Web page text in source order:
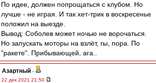
По идее, должен попрощаться с клубом. Но
лучше - не играя. И так хет-трик в воскресенье
положил на выезде.
Вывод: Соболев может ночью не ворочаться.
Но запускать моторы на взлёт, гы, пора. По
"ракете". Прибывающей, ага..
Азартный -
22 дек 2021 21:50